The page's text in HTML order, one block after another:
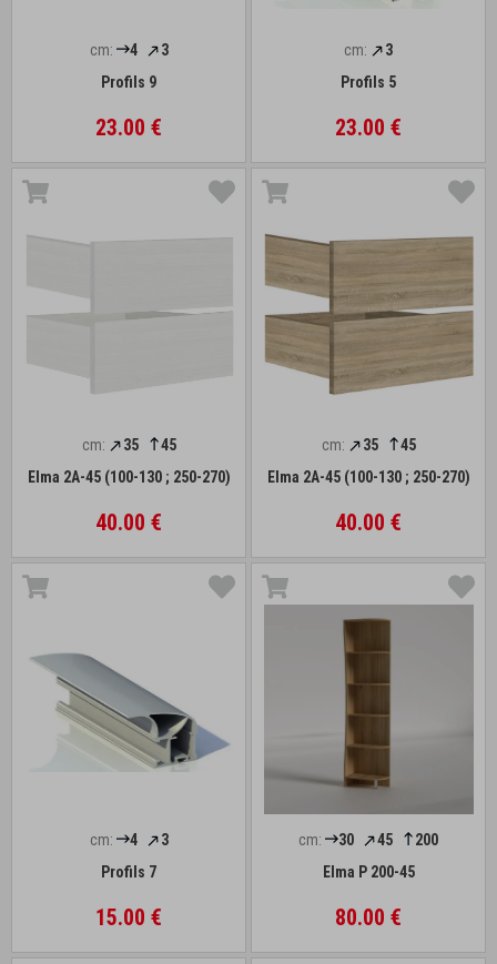
cm: 4
3
Profils 9
23.00 €
cm:
3
Profils 5
23.00 €
cm: 35
45
Elma 2A-45 (100-130 ; 250-270)
40.00 €
cm: 35
45
Elma 2A-45 (100-130 ; 250-270)
40.00 €
cm: 4
3
Profils 7
15.00 €
cm: 30 45
200
Elma P 200-45
80.00 €